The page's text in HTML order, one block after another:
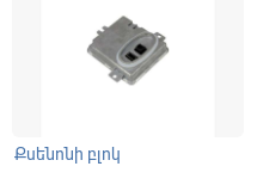
Քսենոնի բլոկ